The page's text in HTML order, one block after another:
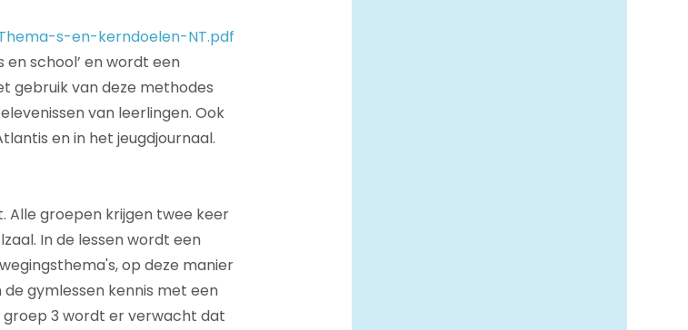
s-en-kerndoelen-NT.pdf
en school’ en wordt een
gebruik van deze methodes
van leerlingen. Ook
en in het jeugdjournaal.
Alle groepen krijgen twee keer
In de lessen wordt een
op deze manier
de gymlessen kennis met een
groep 3 wordt er verwacht dat